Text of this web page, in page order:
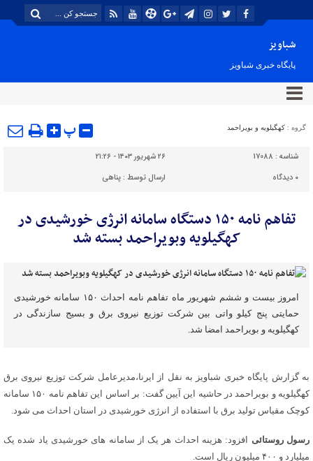
شباویز
پایگاه خبری شباویز
گروه : کهگیلویه و بویراحمد پ
شناسه : 17088
۲۶ شهریور ۱۴۰۳ - ۲۱:۲۶
۰ دیدگاه ارسال توسط :پناهی
تفاهم نامه ۱۵۰ دستگاه سامانه انرژی خورشیدی در
کهگیلویه وبویراحمد بسته شد
امروز بیست و ششم شهریور ماه تفاهم نامه احداث ۱۵۰ سامانه خورشیدی
حمایتی پنج کیلو واتی بین شرکت توزیع نیروی برق و بسیج سازندگی در
کهگیلویه و بویراحمد امضا شد.
به گزارش پایگاه خبری شباویز به نقل از ایرنا،مدیرعامل شرکت توزیع نیروی برق
کهگیلویه و بویراحمد در حاشیه این آیین گفت: بر اساس این تفاهم نامه ۱۵۰ سامانه
کوچک مقیاس تولید برق با استفاده از انرژی خورشیدی در استان احداث می شود.
رسول روستائی افزود: هزینه احداث هر یک از سامانه های خورشیدی یاد شده یک
میلیارد و ۴۰۰ میلیون ریال است.